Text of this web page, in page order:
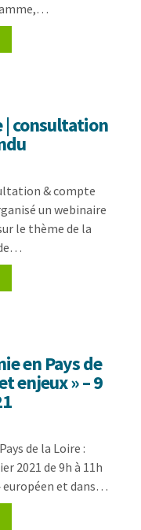
| consultation
& compte
un webinaire
le thème de la
en Pays de
enjeux » – 9
de la Loire :
2021 de 9h à 11h
européen et dans…